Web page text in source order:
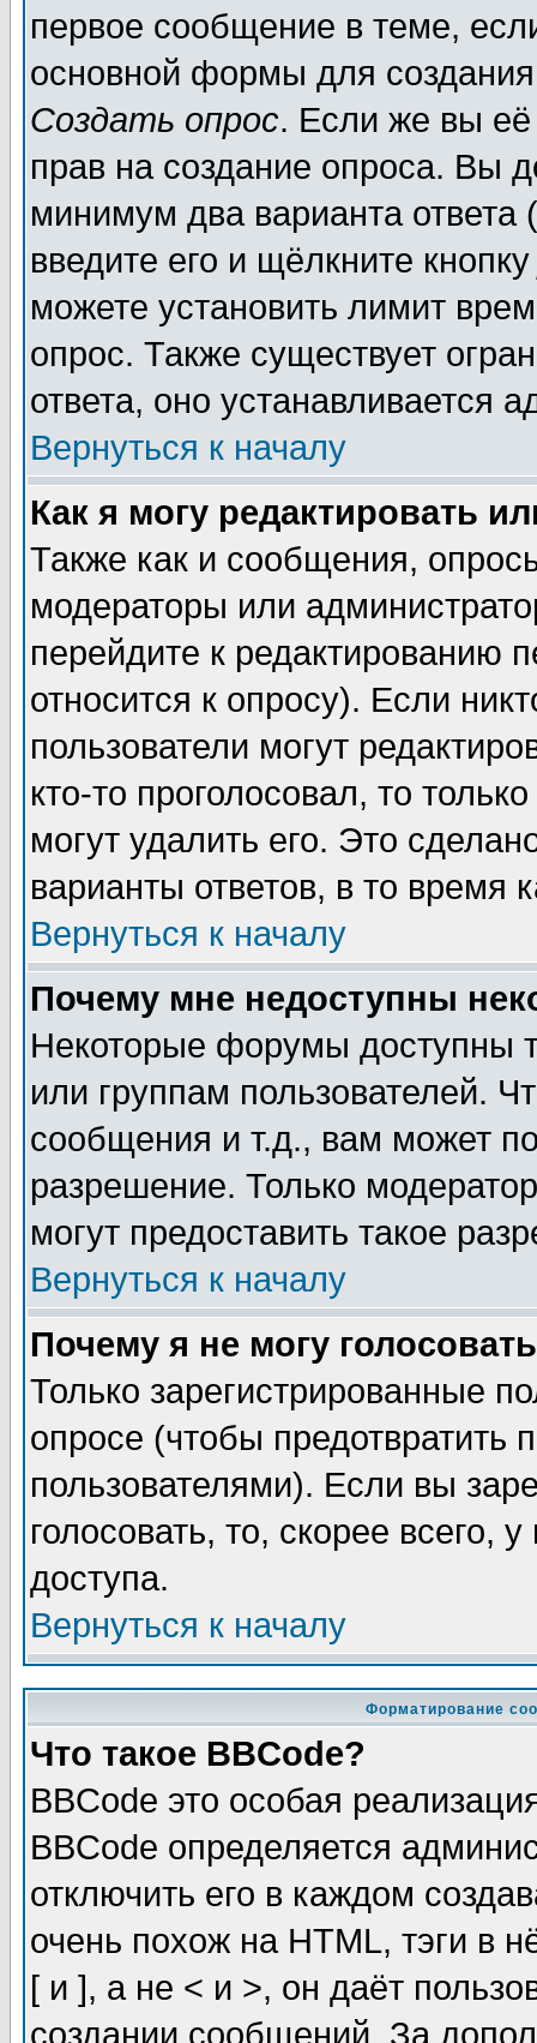
первое сообщение в теме,
основной формы для
Создать опрос. Если же вы её
прав на создание опроса. Вы
минимум два варианта ответа
введите его и щёлкните
можете установить лимит
опрос. Также существует
ответа, оно устанавливается
Вернуться к началу
Как я могу редактировать
Также как и сообщения,
модераторы или
перейдите к редактированию
относится к опросу). Если
пользователи могут
кто-то проголосовал, то
могут удалить его. Это
варианты ответов, в то время
Вернуться к началу
Почему мне недоступны
Некоторые форумы доступны
или группам пользователей.
сообщения и т.д., вам может
разрешение. Только
могут предоставить такое
Вернуться к началу
Почему я не могу
Только зарегистрированные
опросе (чтобы предотвратить
пользователями). Если вы
голосовать, то, скорее всего,
доступа.
Вернуться к началу
Форматирование
Что такое BBCode?
BBCode это особая
BBCode определяется
отключить его в каждом
очень похож на HTML, тэги в
[ и ], а не < и >, он даёт
создании сообщений. За